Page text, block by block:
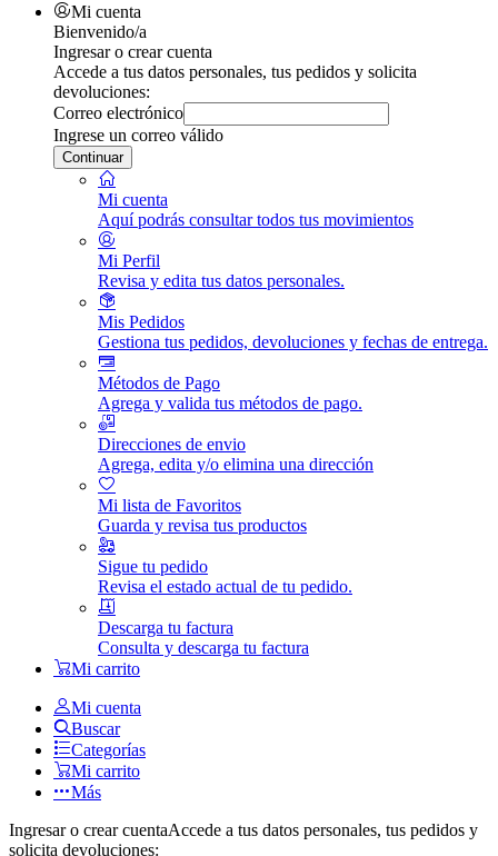
Mi cuenta
Bienvenido/a
Ingresar o crear cuenta
Accede a tus datos personales, tus pedidos y solicita
devoluciones:
Correo electrónico
Ingrese un correo válido
Continuar
Mi cuenta
Aquí podrás consultar todos tus movimientos
Mi Perfil
Revisa y edita tus datos personales.
Mis Pedidos
Gestiona tus pedidos, devoluciones y fechas de entrega.
Métodos de Pago
Agrega y valida tus métodos de pago.
Direcciones de envio
Agrega, edita y/o elimina una dirección
Mi lista de Favoritos
Guarda y revisa tus productos
Sigue tu pedido
Revisa el estado actual de tu pedido.
Descarga tu factura
Consulta y descarga tu factura
Mi carrito
Mi cuenta
Buscar
Categorías
Mi carrito
Más
Ingresar o crear cuentaAccede a tus datos personales, tus pedidos y
solicita devoluciones: